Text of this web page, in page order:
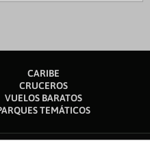
CARIBE
CRUCEROS
VUELOS BARATOS
TEMÁTICOS